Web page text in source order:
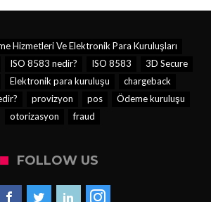
Hizmetleri Ve Elektronik Para Kuruluşları
ISO 8583 nedir? ISO 8583
3D Secure
Elektronik para kuruluşu
chargeback
provizyon pos
Ödeme kuruluşu
otorizasyon
fraud
FOLLOW US